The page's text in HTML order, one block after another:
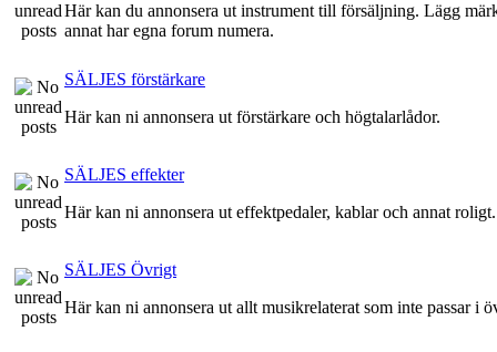
Här kan du annonsera ut instrument till försäljning. Lägg
annat har egna forum numera.
SÄLJES förstärkare
Här kan ni annonsera ut förstärkare och högtalarlådor.
SÄLJES effekter
Här kan ni annonsera ut effektpedaler, kablar och annat roligt.
SÄLJES Övrigt
Här kan ni annonsera ut allt musikrelaterat som inte passar i